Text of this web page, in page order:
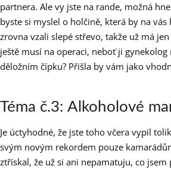
partnera. Ale vy jste na rande, možná
byste si myslel o holčině, která by na
zrovna vzali slepé střevo, takže už má
ještě musí na operaci, neboť ji gynekolog
děložním čípku? Přišla by vám jako
Téma č.3: Alkoholové
Je úctyhodné, že jste toho včera vypil
svým novým rekordem pouze
ztřískal, že už si ani nepamatuju, co